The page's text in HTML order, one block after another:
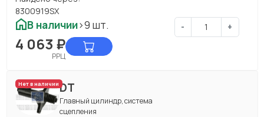
8300919SX
В наличии>9 шт. - +
4 063 ₽
РРЦ
Нет в наличииDT
Главный цилиндр, система
сцепления